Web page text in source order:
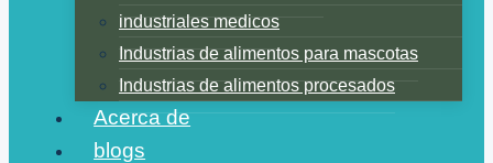
industriales medicos
Industrias de alimentos para mascotas
Industrias de alimentos procesados
Acerca de
blogs